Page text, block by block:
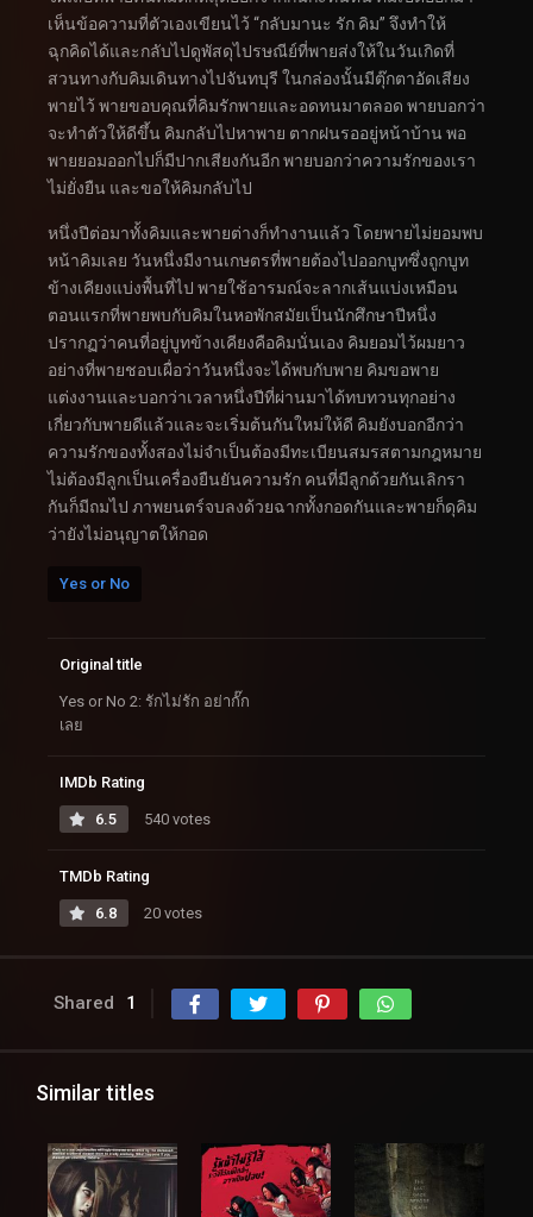
เห็นข้อความที่ตัวเองเขียนไว้ “กลับมานะ รัก คิม” จึงทำให้
ฉุกคิดได้และกลับไปดูพัสดุไปรษณีย์ที่พายส่งให้ในวันเกิดที่
สวนทางกับคิมเดินทางไปจันทบุรี ในกล่องนั้นมีตุ๊กตาอัดเสียง
พายไว้ พายขอบคุณที่คิมรักพายและอดทนมาตลอด พายบอกว่า
จะทำตัวให้ดีขึ้น คิมกลับไปหาพาย ตากฝนรออยู่หน้าบ้าน พอ
พายยอมออกไปก็มีปากเสียงกันอีก พายบอกว่าความรักของเรา
ไม่ยั่งยืน และขอให้คิมกลับไป
หนึ่งปีต่อมาทั้งคิมและพายต่างก็ทำงานแล้ว โดยพายไม่ยอมพบ
หน้าคิมเลย วันหนึ่งมีงานเกษตรที่พายต้องไปออกบูทซึ่งถูกบูท
ข้างเคียงแบ่งพื้นที่ไป พายใช้อารมณ์จะลากเส้นแบ่งเหมือน
ตอนแรกที่พายพบกับคิมในหอพักสมัยเป็นนักศึกษาปีหนึ่ง
ปรากฏว่าคนที่อยู่บูทข้างเคียงคือคิมนั่นเอง คิมยอมไว้ผมยาว
อย่างที่พายชอบเผื่อว่าวันหนึ่งจะได้พบกับพาย คิมขอพาย
แต่งงานและบอกว่าเวลาหนึ่งปีที่ผ่านมาได้ทบทวนทุกอย่าง
เกี่ยวกับพายดีแล้วและจะเริ่มต้นกันใหม่ให้ดี คิมยังบอกอีกว่า
ความรักของทั้งสองไม่จำเป็นต้องมีทะเบียนสมรสตามกฎหมาย
ไม่ต้องมีลูกเป็นเครื่องยืนยันความรัก คนที่มีลูกด้วยกันเลิกรา
กันก็มีถมไป ภาพยนตร์จบลงด้วยฉากทั้งกอดกันและพายก็ดุคิม
ว่ายังไม่อนุญาตให้กอด
Yes or No
Original title
Yes or No 2: รักไม่รัก อย่ากั๊ก
เลย
IMDb Rating
6.5 540 votes
TMDb Rating
6.8 20 votes
Shared 1
Similar titles